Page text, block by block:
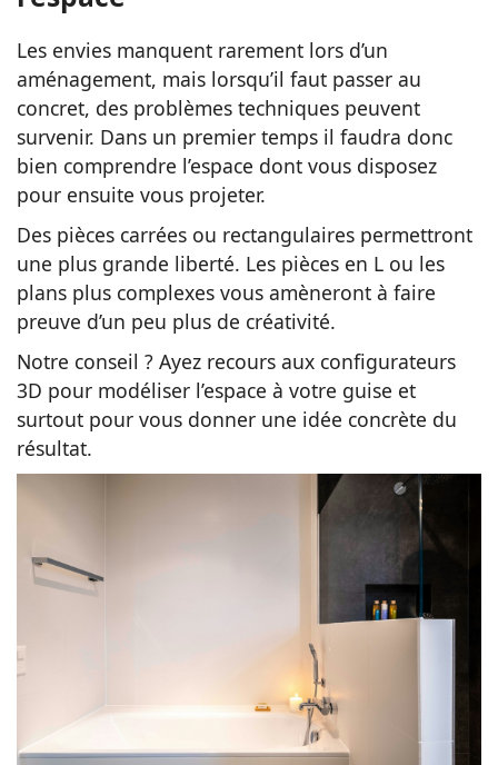
Les envies manquent rarement lors d’un
aménagement, mais lorsqu’il faut passer au
concret, des problèmes techniques peuvent
survenir. Dans un premier temps il faudra donc
bien comprendre l’espace dont vous disposez
pour ensuite vous projeter.
Des pièces carrées ou rectangulaires permettront
une plus grande liberté. Les pièces en L ou les
plans plus complexes vous amèneront à faire
preuve d’un peu plus de créativité.
Notre conseil ? Ayez recours aux configurateurs
3D pour modéliser l’espace à votre guise et
surtout pour vous donner une idée concrète du
résultat.